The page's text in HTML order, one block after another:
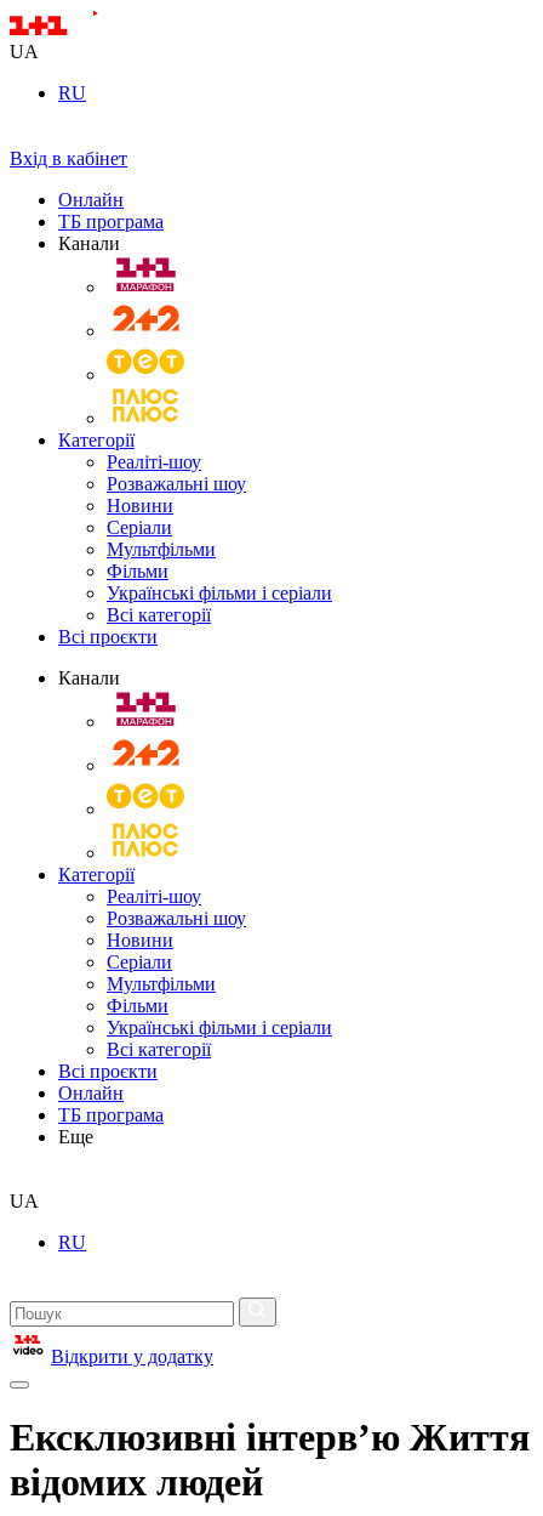
UA
RU
Вхід в кабінет
Онлайн
ТБ програма
Канали
Категорії
Реаліті-шоу
Розважальні шоу
Новини
Серіали
Мультфільми
Фільми
Українські фільми і серіали
Всі категорії
Всі проєкти
Канали
Категорії
Реаліті-шоу
Розважальні шоу
Новини
Серіали
Мультфільми
Фільми
Українські фільми і серіали
Всі категорії
Всі проєкти
Онлайн
ТБ програма
Еще
UA
RU
Відкрити у додатку
Ексклюзивні інтерв’ю Життя
відомих людей